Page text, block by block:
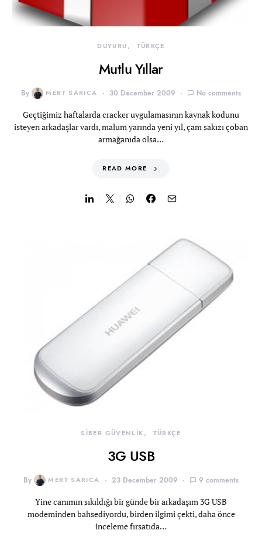
DUYURU TÜRKÇE
Mutlu Yıllar
By MERT SARICA 30 December 2009 No comments
Geçtiğimiz haftalarda cracker uygulamasının kaynak kodunu
isteyen arkadaşlar vardı, malum yarında yeni yıl, çam sakızı çoban
armağanıda olsa…
READ MORE
SİBER GÜVENLİK TÜRKÇE
3G USB
By MERT SARICA 23 December 2009 9 comments
Yine canımın sıkıldığı bir günde bir arkadaşım 3G USB
modeminden bahsediyordu, birden ilgimi çekti, daha önce
inceleme fırsatıda…